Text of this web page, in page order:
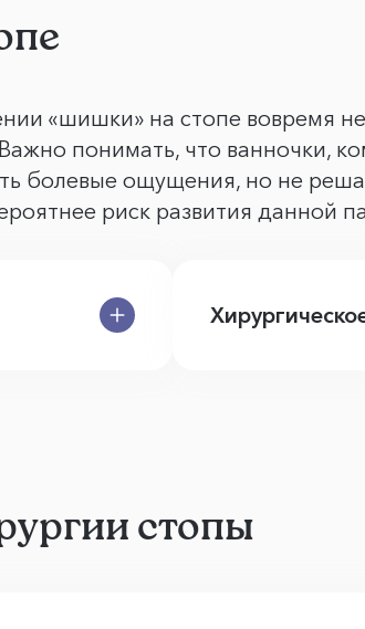
«шишки» на стопе вовремя
понимать, что ванночки,
болевые ощущения, но не
риск развития данной
стопы